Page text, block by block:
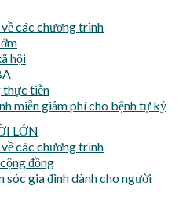
các chương trình
hội
tiễn
miễn giảm phí cho bệnh tự kỷ
LỚN
các chương trình
đồng
sóc gia đình dành cho người